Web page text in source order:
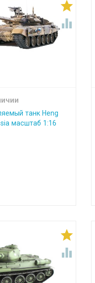


танк Heng
масштаб 1:16

